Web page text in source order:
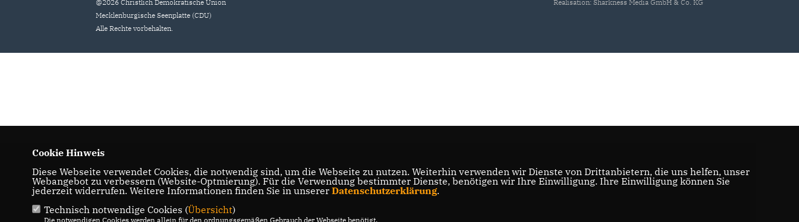
@2026 Christlich Demokratische Union
Mecklenburgische Seenplatte (CDU)
Alle Rechte vorbehalten.
Realisation: Sharkness Media GmbH & Co. KG
Cookie Hinweis
Diese Webseite verwendet Cookies, die notwendig sind, um die Webseite zu nutzen. Weiterhin verwenden wir Dienste von Drittanbietern, die uns helfen, unser
Webangebot zu verbessern (Website-Optmierung). Für die Verwendung bestimmter Dienste, benötigen wir Ihre Einwilligung. Ihre Einwilligung können Sie
jederzeit widerrufen. Weitere Informationen finden Sie in unserer Datenschutzerklärung.
Technisch notwendige Cookies (Übersicht)
Die notwendigen Cookies werden allein für den ordnungsgemäßen Gebrauch der Webseite benötigt.